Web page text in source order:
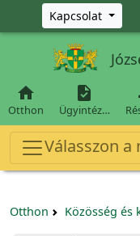
Ugrás a fő tartalomra
Kapcsolat

Otthon

Ügyintéz…
Válasszon
Otthon Közösség és